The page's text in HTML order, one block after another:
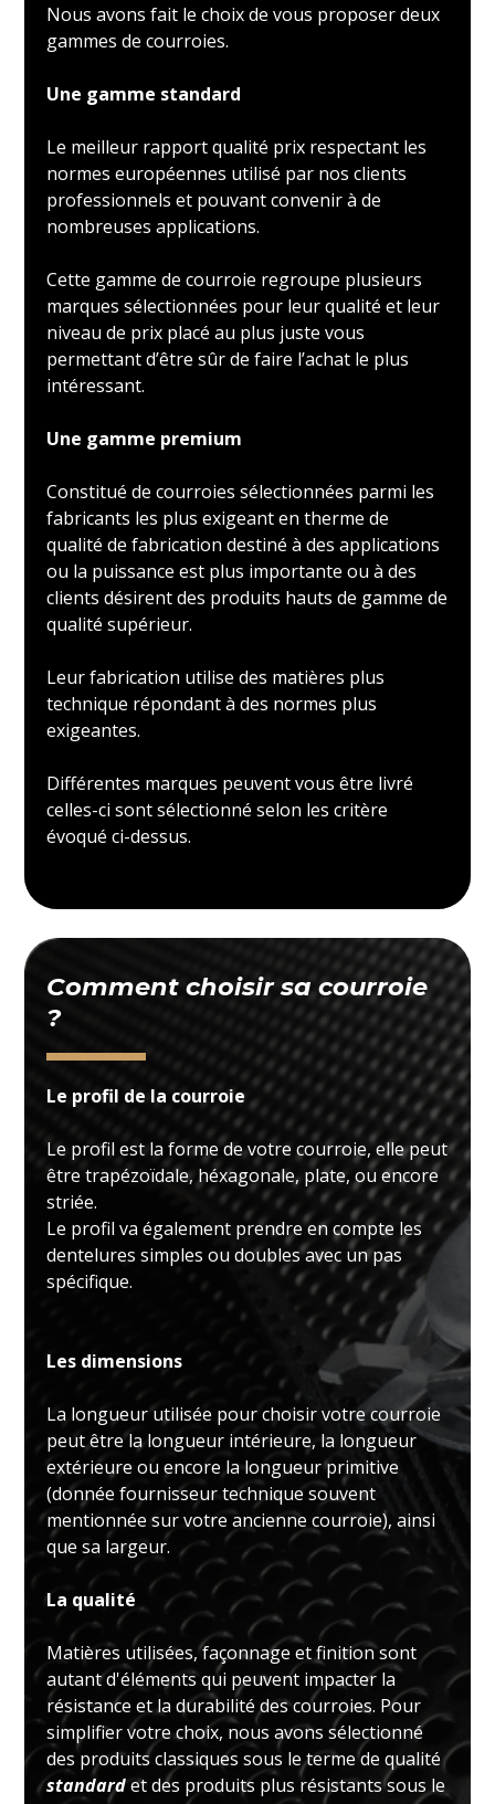
Nous avons fait le choix de vous proposer deux
gammes de courroies.
Une gamme standard
Le meilleur rapport qualité prix respectant les
normes européennes utilisé par nos clients
professionnels et pouvant convenir à de
nombreuses applications.
Cette gamme de courroie regroupe plusieurs
marques sélectionnées pour leur qualité et leur
niveau de prix placé au plus juste vous
permettant d’être sûr de faire l’achat le plus
intéressant.
Une gamme premium
Constitué de courroies sélectionnées parmi les
fabricants les plus exigeant en therme de
qualité de fabrication destiné à des applications
ou la puissance est plus importante ou à des
clients désirent des produits hauts de gamme de
qualité supérieur.
Leur fabrication utilise des matières plus
technique répondant à des normes plus
exigeantes.
Différentes marques peuvent vous être livré
celles-ci sont sélectionné selon les critère
évoqué ci-dessus.
Comment choisir sa courroie
?
Le profil de la courroie
Le profil est la forme de votre courroie, elle peut
être trapézoïdale, héxagonale, plate, ou encore
striée.
Le profil va également prendre en compte les
dentelures simples ou doubles avec un pas
spécifique.
Les dimensions
La longueur utilisée pour choisir votre courroie
peut être la longueur intérieure, la longueur
extérieure ou encore la longueur primitive
(donnée fournisseur technique souvent
mentionnée sur votre ancienne courroie), ainsi
que sa largeur.
La qualité
Matières utilisées, façonnage et finition sont
autant d'éléments qui peuvent impacter la
résistance et la durabilité des courroies. Pour
simplifier votre choix, nous avons sélectionné
des produits classiques sous le terme de qualité
standardet des produits plus résistants sous le